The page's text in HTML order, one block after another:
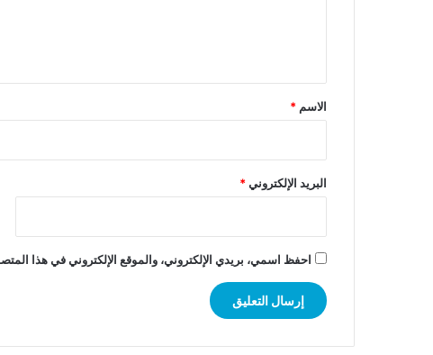
*
الاسم *
البريد الإلكتروني*
احفظ اسمي، بريدي الإلكتروني، والموقع الإلكتروني في هذا